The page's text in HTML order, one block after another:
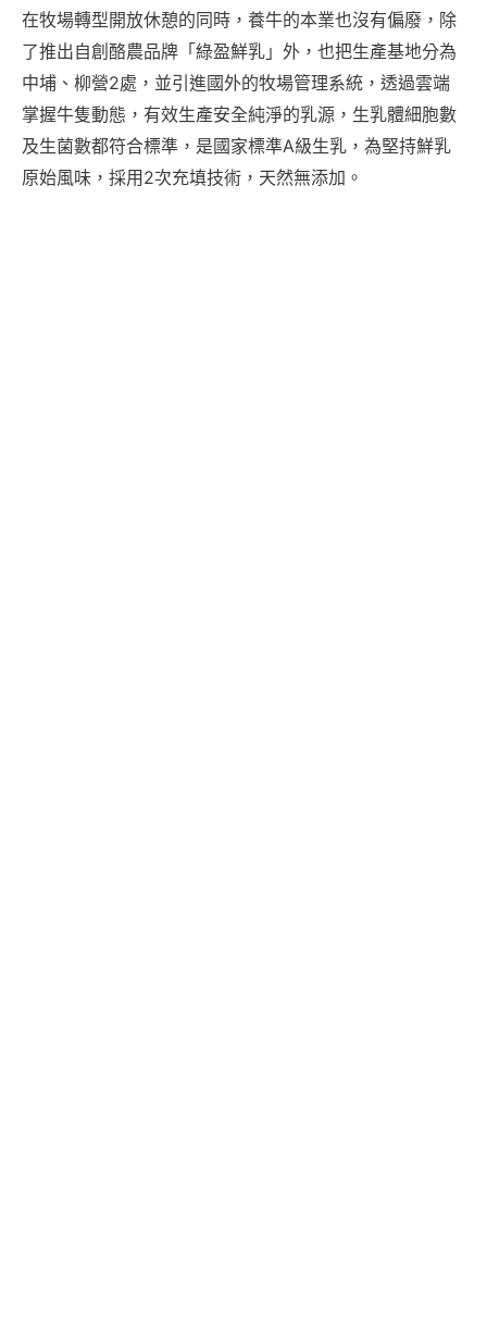
在牧場轉型開放休憩的同時，養牛的本業也沒有偏廢，除
了推出自創酪農品牌「綠盈鮮乳」外，也把生產基地分為
中埔、柳營2處，並引進國外的牧場管理系統，透過雲端
掌握牛隻動態，有效生產安全純淨的乳源，生乳體細胞數
及生菌數都符合標準，是國家標準A級生乳，為堅持鮮乳
原始風味，採用2次充填技術，天然無添加。